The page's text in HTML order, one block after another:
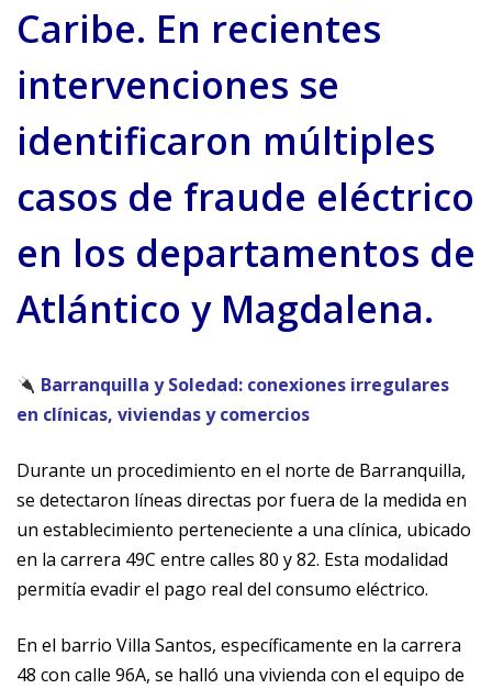
Caribe. En recientes
intervenciones se
identificaron múltiples
casos de fraude eléctrico
en los departamentos de
Atlántico y Magdalena.
Barranquilla y Soledad: conexiones irregulares
en clínicas, viviendas y comercios
Durante un procedimiento en el norte de Barranquilla,
se detectaron líneas directas por fuera de la medida en
un establecimiento perteneciente a una clínica, ubicado
en la carrera 49C entre calles 80 y 82. Esta modalidad
permitía evadir el pago real del consumo eléctrico.
En el barrio Villa Santos, específicamente en la carrera
48 con calle 96A, se halló una vivienda con el equipo de